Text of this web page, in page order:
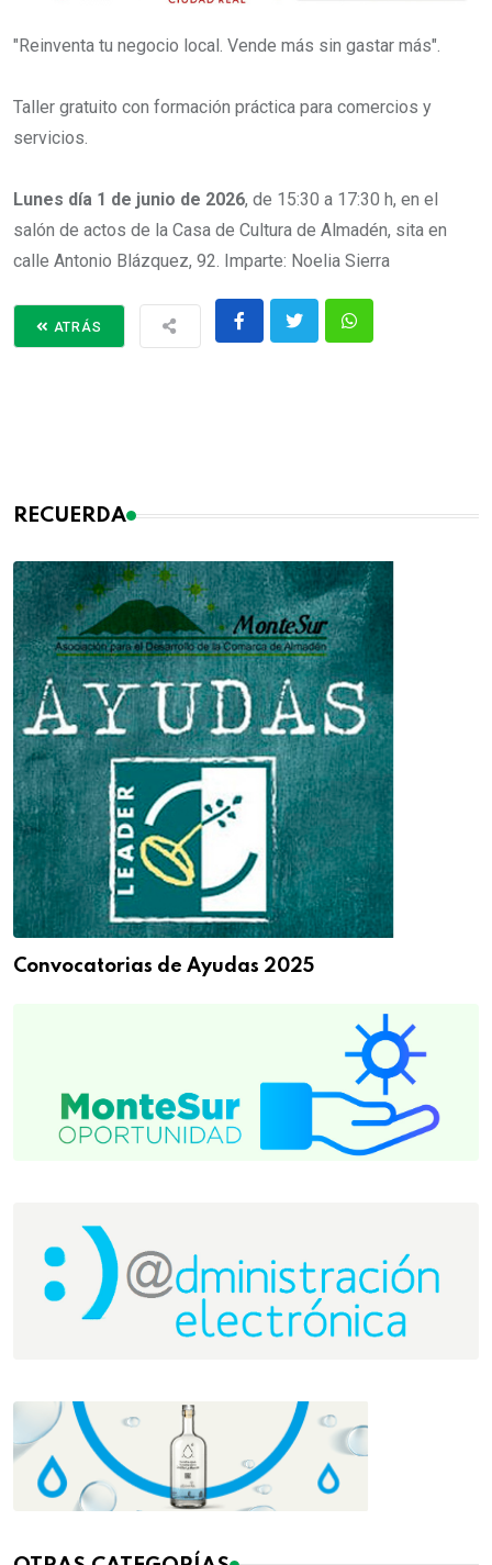
"Reinventa tu negocio local. Vende más sin gastar más".
Taller gratuito con formación práctica para comercios y
servicios.
Lunes día 1 de junio de 2026, de 15:30 a 17:30 h, en el
salón de actos de la Casa de Cultura de Almadén, sita en
calle Antonio Blázquez, 92. Imparte: Noelia Sierra
ATRÁS
RECUERDA
Convocatorias de Ayudas 2025